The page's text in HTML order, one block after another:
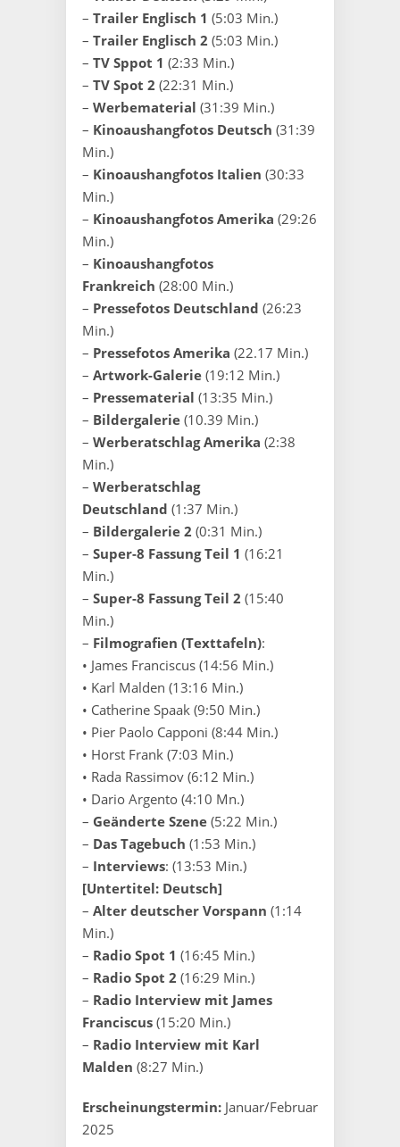
– Trailer Englisch 1 (5:03 Min.)
– Trailer Englisch 2 (5:03 Min.)
– TV Sppot 1 (2:33 Min.)
– TV Spot 2 (22:31 Min.)
– Werbematerial (31:39 Min.)
– Kinoaushangfotos Deutsch (31:39
Min.)
– Kinoaushangfotos Italien (30:33
Min.)
– Kinoaushangfotos Amerika (29:26
Min.)
– Kinoaushangfotos
Frankreich (28:00 Min.)
– Pressefotos Deutschland (26:23
Min.)
– Pressefotos Amerika (22.17 Min.)
– Artwork-Galerie (19:12 Min.)
– Pressematerial (13:35 Min.)
– Bildergalerie (10.39 Min.)
– Werberatschlag Amerika (2:38
Min.)
– Werberatschlag
Deutschland (1:37 Min.)
– Bildergalerie 2 (0:31 Min.)
– Super-8 Fassung Teil 1 (16:21
Min.)
– Super-8 Fassung Teil 2 (15:40
Min.)
– Filmografien (Texttafeln):
• James Franciscus (14:56 Min.)
• Karl Malden (13:16 Min.)
• Catherine Spaak (9:50 Min.)
• Pier Paolo Capponi (8:44 Min.)
• Horst Frank (7:03 Min.)
• Rada Rassimov (6:12 Min.)
• Dario Argento (4:10 Mn.)
– Geänderte Szene (5:22 Min.)
– Das Tagebuch (1:53 Min.)
– Interviews: (13:53 Min.)
[Untertitel: Deutsch]
– Alter deutscher Vorspann (1:14
Min.)
– Radio Spot 1 (16:45 Min.)
– Radio Spot 2 (16:29 Min.)
– Radio Interview mit James
Franciscus (15:20 Min.)
– Radio Interview mit Karl
Malden (8:27 Min.)
Erscheinungstermin: Januar/Februar
2025